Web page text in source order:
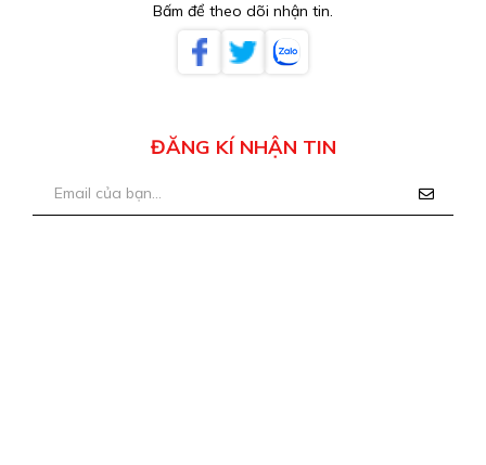
Bấm để theo dõi nhận tin.
ĐĂNG KÍ NHẬN TIN